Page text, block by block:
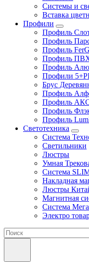
Системы и
Вставка
Профили
Профиль
Профиль
Профиль
Профиль
Профиль
Профили
Брус
Профиль
Профиль
Профиль
Профиль
Светотехника
Система
Светильники
Люстры
Умная
Система
Накладная
Люстры
Магнитная
Система
Электро